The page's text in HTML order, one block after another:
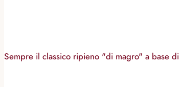
Sempre il classico ripieno "di magro" a base di